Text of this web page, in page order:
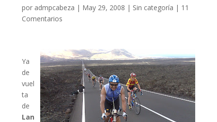
por admpcabeza | May 29, 2008 | Sin categoría | 11
Comentarios
Ya
de
vuel
ta
de
Lan